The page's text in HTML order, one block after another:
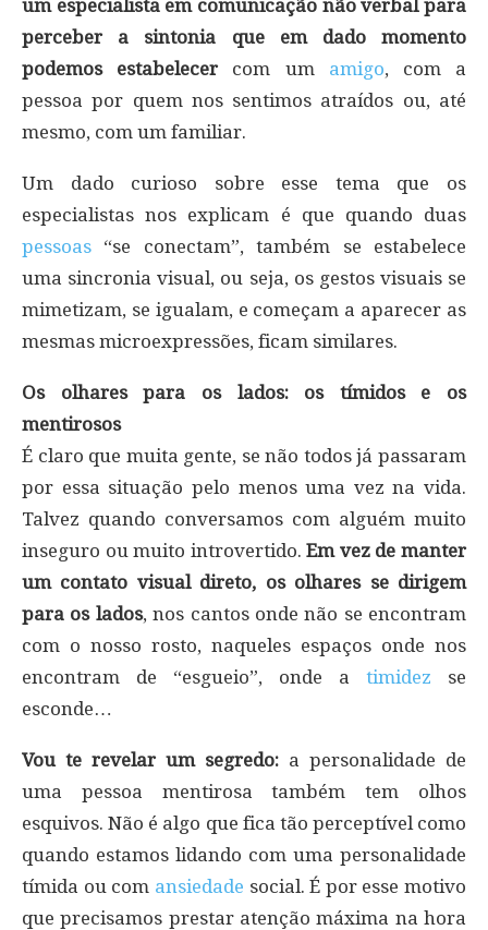
um especialista em comunicação não verbal para
perceber a sintonia que em dado momento
podemos estabelecercom um amigo, com a
pessoa por quem nos sentimos atraídos ou, até
mesmo, com um familiar.
Um dado curioso sobre esse tema que os
especialistas nos explicam é que quando duas
pessoas “se conectam”, também se estabelece
uma sincronia visual, ou seja, os gestos visuais se
mimetizam, se igualam, e começam a aparecer as
mesmas microexpressões, ficam similares.
Os olhares para os lados: os tímidos e os
mentirosos
É claro que muita gente, se não todos já passaram
por essa situação pelo menos uma vez na vida.
Talvez quando conversamos com alguém muito
inseguro ou muito introvertido.Em vez de manter
um contato visual direto, os olhares se dirigem
para os lados, nos cantos onde não se encontram
com o nosso rosto, naqueles espaços onde nos
encontram de “esgueio”, onde a timidez se
esconde…
Vou te revelar um segredo: a personalidade de
uma pessoa mentirosa também tem olhos
esquivos. Não é algo que fica tão perceptível como
quando estamos lidando com uma personalidade
tímida ou com ansiedade social. É por esse motivo
que precisamos prestar atenção máxima na hora